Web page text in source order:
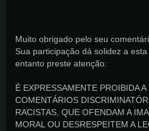
Muito obrigado pelo seu
Sua participação dá solidez a
entanto preste atenção:
É EXPRESSAMENTE PROIBIDA
COMENTÁRIOS
RACISTAS, QUE OFENDAM A
MORAL OU DESRESPEITEM A